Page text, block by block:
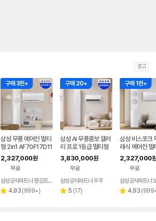
광고
구매 3천+
삼성 무풍 에어컨 멀티
형 2in1 AF70F17D11
BRS 일반배관 전국,
기본설치비포함
2,327,000원
무료
삼성공식파트너 평강프라자
별 4.93 리
(999+)
구매 20+
삼성 AI 무풍콤보 갤러
리 프로 1등급 멀티형
에어컨 AF90H17D3
8ERS 기본설치포함
3,830,000원
무료
삼성공식파트너 우주
별 5 리
(17)
구매 1천+
삼성 비스포크
래식 에어컨 멀
반배관 전국,설
2,327,000원
무료
삼성공식파트너
별 4.93 리
(